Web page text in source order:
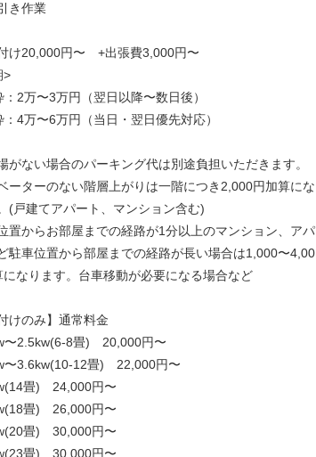
き作業
け20,000円〜 +出張費3,000円〜
>
：2万〜3万円（翌日以降〜数日後）
：4万〜6万円（当日・翌日優先対応）
がない場合のパーキング代は別途負担いただきます。
ーターのない階層上がりは一階につき2,000円加算にな
(戸建てアパート、マンション含む)
置からお部屋までの経路が1分以上のマンション、アパ
駐車位置から部屋までの経路が長い場合は1,000〜4,00
になります。台車移動が必要になる場合など
けのみ】通常料金
〜2.5kw(6-8畳) 20,000円〜
〜3.6kw(10-12畳) 22,000円〜
畳) 24,000円〜
畳) 26,000円〜
畳) 30,000円〜
畳) 30,000円〜